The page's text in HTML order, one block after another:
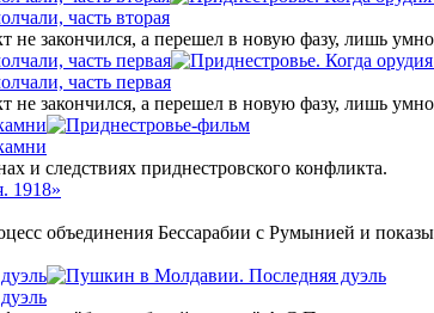
часть вторая
не закончился, а перешел в новую фазу, лишь
часть первая
часть первая
не закончился, а перешел в новую фазу, лишь
и следствиях приднестровского конфликта.
объединения Бессарабии с Румынией и